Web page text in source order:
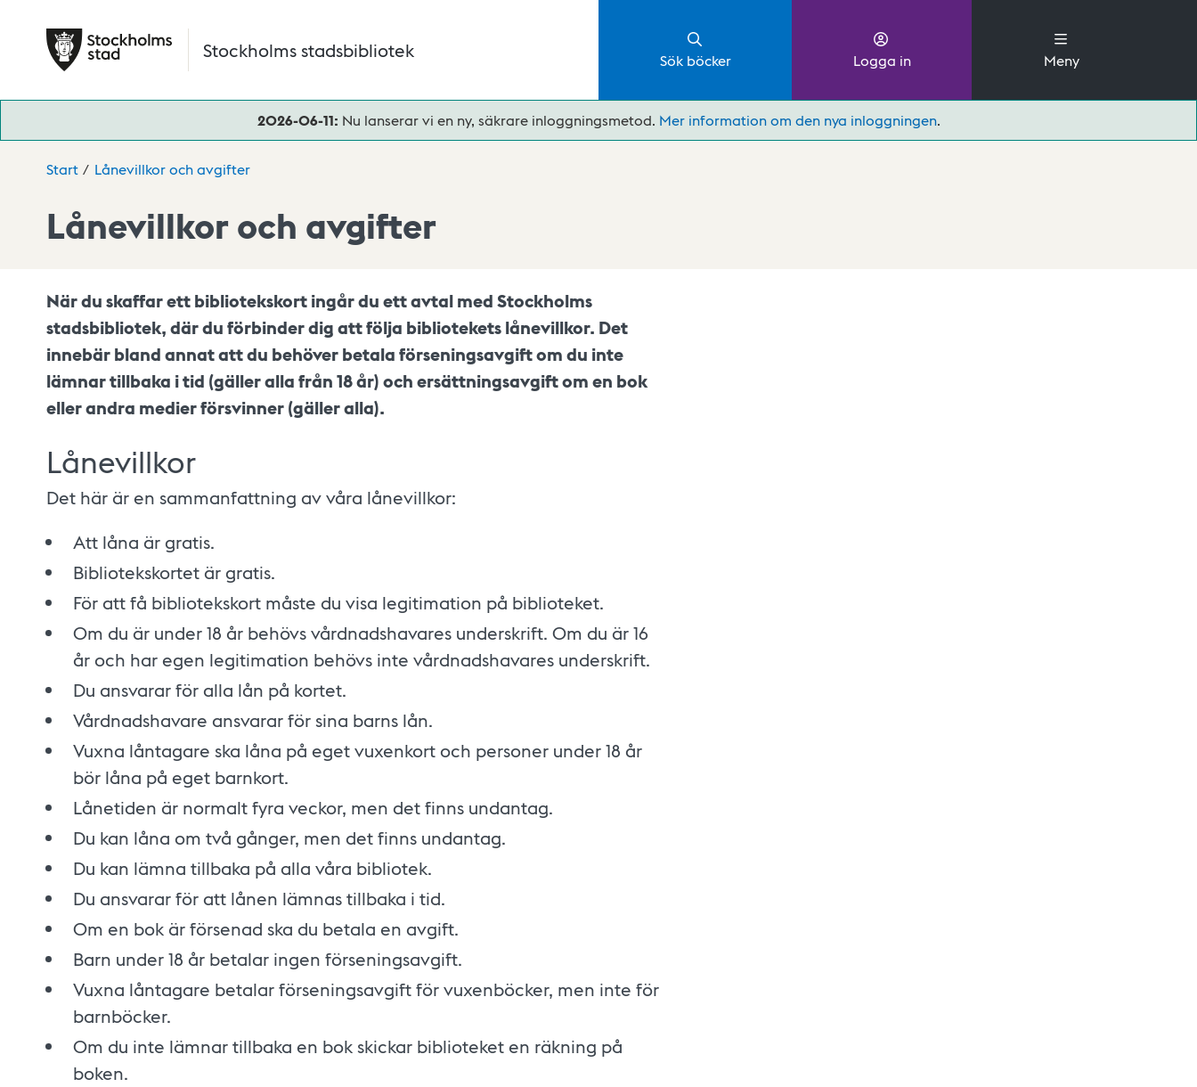
Stockholms stadsbibliotek Sök böcker Logga in Meny
2026-06-11: Nu lanserar vi en ny, säkrare inloggningsmetod. Mer information om den nya inloggningen.
Start Lånevillkor och avgifter
Lånevillkor och avgifter
När du skaffar ett bibliotekskort ingår du ett avtal med Stockholms
stadsbibliotek, där du förbinder dig att följa bibliotekets lånevillkor. Det
innebär bland annat att du behöver betala förseningsavgift om du inte
lämnar tillbaka i tid (gäller alla från 18 år) och ersättningsavgift om en bok
eller andra medier försvinner (gäller alla).
Lånevillkor
Det här är en sammanfattning av våra lånevillkor:
Att låna är gratis.
Bibliotekskortet är gratis.
För att få bibliotekskort måste du visa legitimation på biblioteket.
Om du är under 18 år behövs vårdnadshavares underskrift. Om du är 16
år och har egen legitimation behövs inte vårdnadshavares underskrift.
Du ansvarar för alla lån på kortet.
Vårdnadshavare ansvarar för sina barns lån.
Vuxna låntagare ska låna på eget vuxenkort och personer under 18 år
bör låna på eget barnkort.
Lånetiden är normalt fyra veckor, men det finns undantag.
Du kan låna om två gånger, men det finns undantag.
Du kan lämna tillbaka på alla våra bibliotek.
Du ansvarar för att lånen lämnas tillbaka i tid.
Om en bok är försenad ska du betala en avgift.
Barn under 18 år betalar ingen förseningsavgift.
Vuxna låntagare betalar förseningsavgift för vuxenböcker, men inte för
barnböcker.
Om du inte lämnar tillbaka en bok skickar biblioteket en räkning på
boken.